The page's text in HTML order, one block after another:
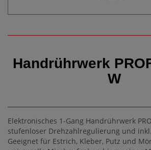
Handrührwerk
W
Elektronisches 1-Gang Handrührwerk
stufenloser Drehzahlregulierung und
Geeignet für Estrich, Kleber, Putz und